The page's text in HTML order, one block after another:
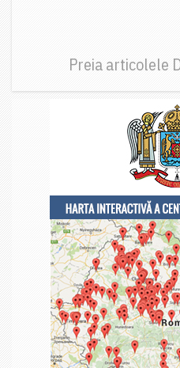
Preia articolele